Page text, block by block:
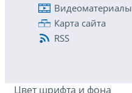
Видеоматериалы
Карта сайта
RSS
Цвет шрифта и фона